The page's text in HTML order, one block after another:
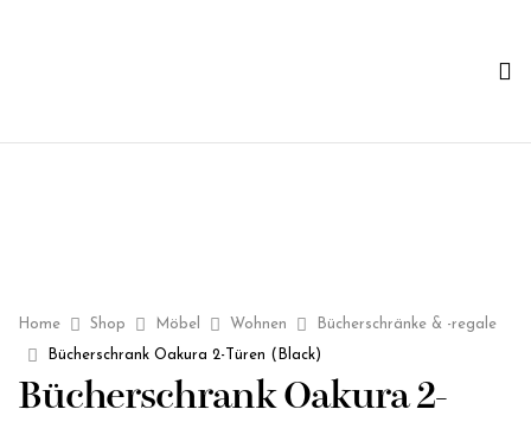
Home Shop Möbel Wohnen
Bücherschränke & -regale
Bücherschrank Oakura 2-Türen (Black)
Bücherschrank Oakura 2-